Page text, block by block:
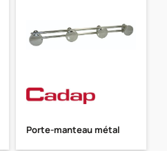
Porte-manteau métal